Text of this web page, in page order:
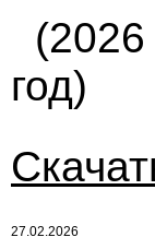
(2026
год)
27.02.2026